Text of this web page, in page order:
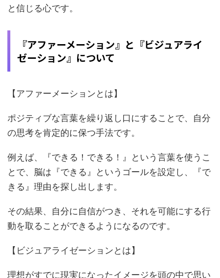
と信じる心です。
『アファーメーション』と『ビジュアライ
ゼーション』について
【アファーメーションとは】
ポジティブな言葉を繰り返し口にすることで、自分
の思考を肯定的に保つ手法です。
例えば、『できる！できる！』という言葉を使うこ
とで、脳は『できる』というゴールを設定し、『で
きる』理由を探し出します。
その結果、自分に自信がつき、それを可能にする行
動を取ることができるようになるのです。
【ビジュアライゼーションとは】
理想がすでに現実になったイメージを頭の中で思い